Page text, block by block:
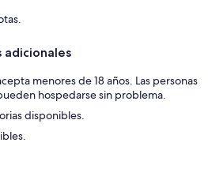
adicionales
menores de 18 años. Las personas
hospedarse sin problema.
disponibles.